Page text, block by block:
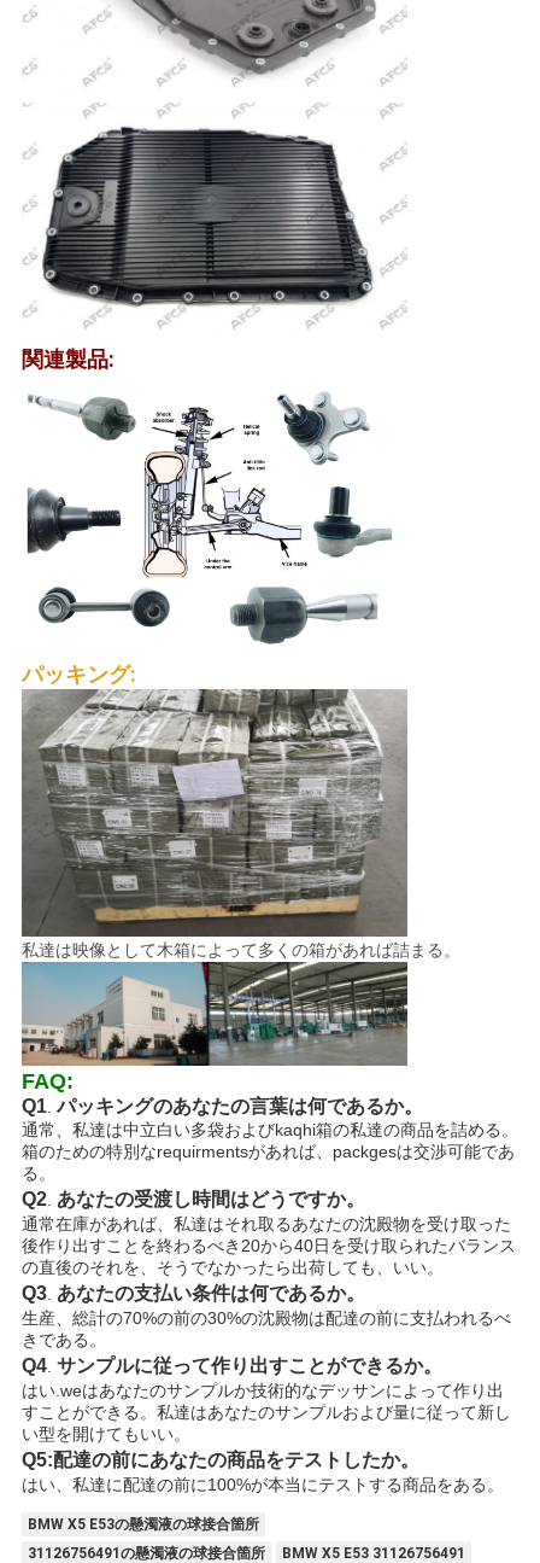
イ
バ
シ
ー
ポ
リ
シ
ー
関連製品:
パッキング:
私達は映像として木箱によって多くの箱があれば詰まる。
FAQ:
Q1.パッキングのあなたの言葉は何であるか。
通常、私達は中立白い多袋およびkaqhi箱の私達の商品を詰める。
箱のための特別なrequirmentsがあれば、packgesは交渉可能であ
る。
Q2. あなたの受渡し時間はどうですか。
通常在庫があれば、私達はそれ取るあなたの沈殿物を受け取った
後作り出すことを終わるべき20から40日を受け取られたバランス
の直後のそれを、そうでなかったら出荷しても、いい。
Q3. あなたの支払い条件は何であるか。
生産、総計の70%の前の30%の沈殿物は配達の前に支払われるべ
きである。
Q4. サンプルに従って作り出すことができるか。
はい.weはあなたのサンプルか技術的なデッサンによって作り出
すことができる。私達はあなたのサンプルおよび量に従って新し
い型を開けてもいい。
Q5:配達の前にあなたの商品をテストしたか。
はい、私達に配達の前に100%が本当にテストする商品をある。
BMW X5 E53の懸濁液の球接合箇所
31126756491の懸濁液の球接合箇所
BMW X5 E53 31126756491